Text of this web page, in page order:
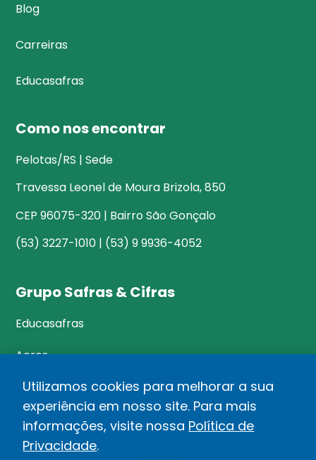
Blog
Carreiras
Educasafras
Como nos encontrar
Pelotas/RS | Sede
Travessa Leonel de Moura Brizola, 850
CEP 96075-320 | Bairro São Gonçalo
(53) 3227-1010 | (53) 9 9936-4052
Grupo Safras & Cifras
Educasafras
Acres
©Safras&Cifras
Relatório de Transparência Salarial
Utilizamos cookies para melhorar a sua
experiência em nosso site. Para mais
informações, visite nossa Política de
Privacidade.